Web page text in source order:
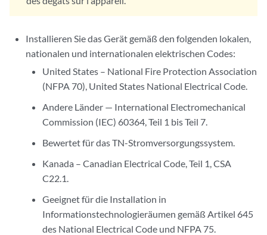
Installieren Sie das Gerät gemäß den folgenden lokalen,
nationalen und internationalen elektrischen Codes:
United States – National Fire Protection Association
(NFPA 70), United States National Electrical Code.
Andere Länder — International Electromechanical
Commission (IEC) 60364, Teil 1 bis Teil 7.
Bewertet für das TN-Stromversorgungssystem.
Kanada – Canadian Electrical Code, Teil 1, CSA
C22.1.
Geeignet für die Installation in
Informationstechnologieräumen gemäß Artikel 645
des National Electrical Code und NFPA 75.